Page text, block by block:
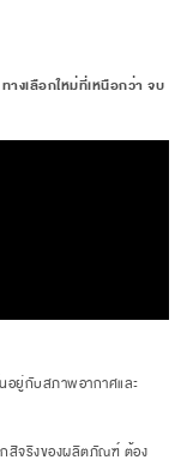
างเลือกใหม่ที่เหนือกว่า จบ
อยู่กับสภาพอากาศและ
สีจริงของผลิตภัณฑ์ ต้อง